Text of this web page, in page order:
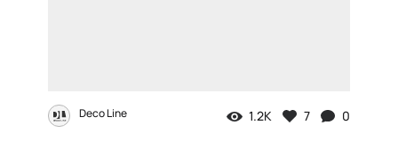
Deco Line 1.2K 7 0